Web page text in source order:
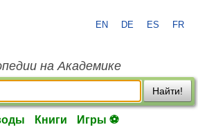
EN DE ES FR
на Академике
Найти!
Книги Игры ⚽